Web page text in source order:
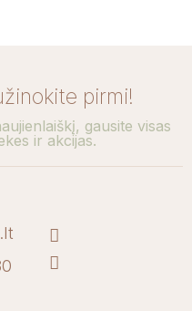
pirmi!
gausite visas
ir akcijas.